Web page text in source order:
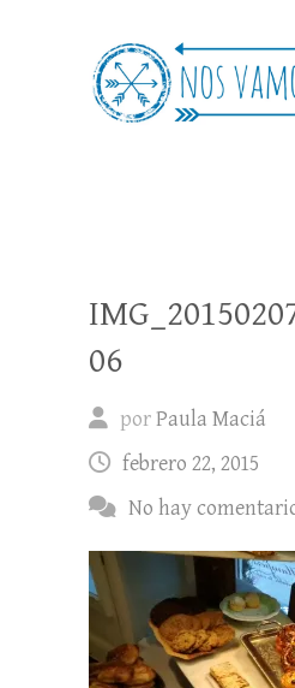
Nos Vamos
06
porPaula Maciá
febrero 22, 2015
No hay